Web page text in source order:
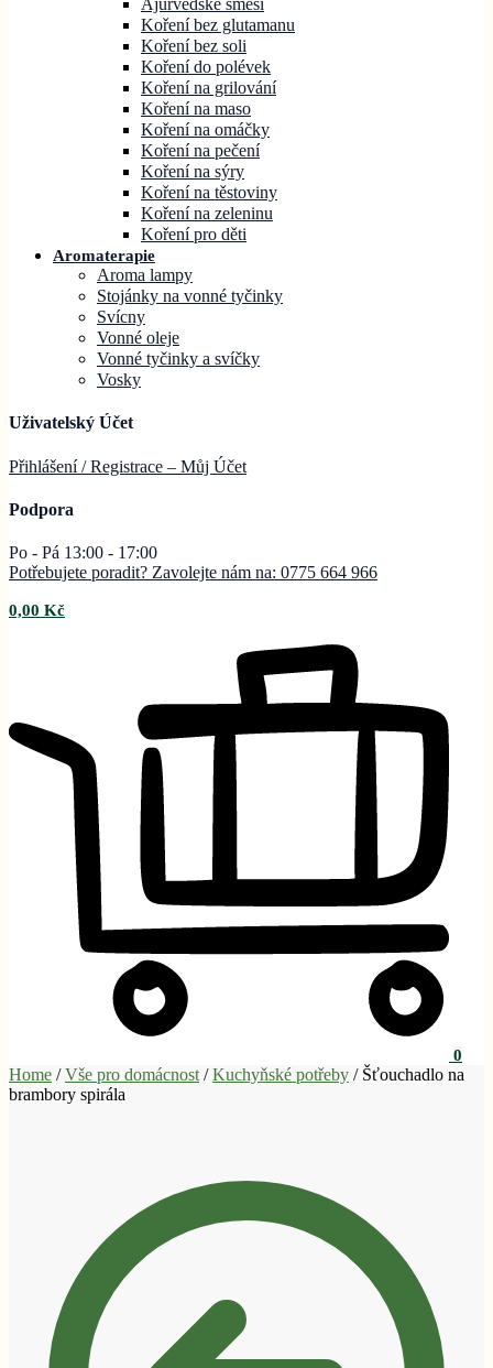
Ajurvédské směsi
Koření bez glutamanu
Koření bez soli
Koření do polévek
Koření na grilování
Koření na maso
Koření na omáčky
Koření na pečení
Koření na sýry
Koření na těstoviny
Koření na zeleninu
Koření pro děti
Aromaterapie
Aroma lampy
Stojánky na vonné tyčinky
Svícny
Vonné oleje
Vonné tyčinky a svíčky
Vosky
Uživatelský Účet
Přihlášení / Registrace – Můj Účet
Podpora
Po - Pá 13:00 - 17:00
Potřebujete poradit? Zavolejte nám na: 0775 664 966
0,00 Kč
0
Home /Vše pro domácnost /Kuchyňské potřeby / Šťouchadlo na
brambory spirála